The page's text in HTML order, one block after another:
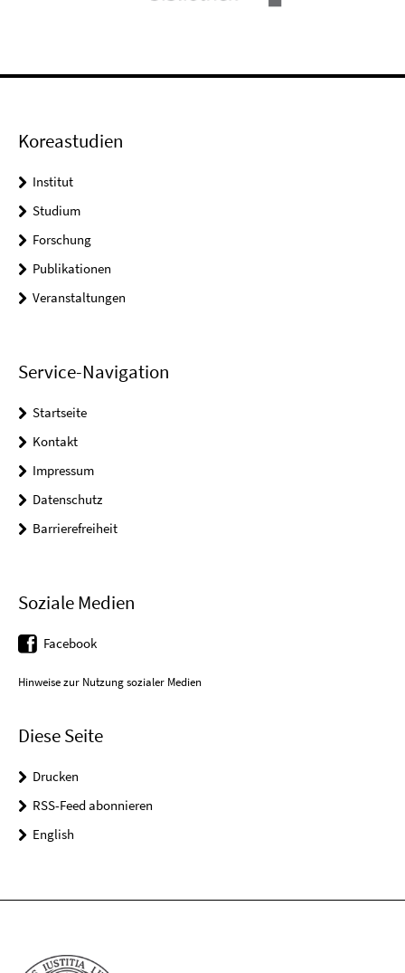
Koreastudien
Institut
Studium
Forschung
Publikationen
Veranstaltungen
Service-Navigation
Startseite
Kontakt
Impressum
Datenschutz
Barrierefreiheit
Soziale Medien
Facebook
Hinweise zur Nutzung sozialer Medien
Diese Seite
Drucken
RSS-Feed abonnieren
English